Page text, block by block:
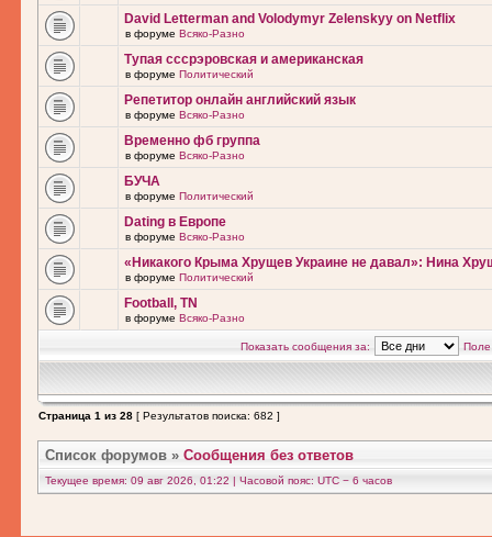
David Letterman and Volodymyr Zelenskyy on Netflix
в форуме Всяко-Разно
Тупая сссрэровская и американская
в форуме Политический
Репетитор онлайн английский язык
в форуме Всяко-Разно
Временно фб группа
в форуме Всяко-Разно
БУЧА
в форуме Политический
Dating в Европе
в форуме Всяко-Разно
«Никакого Крыма Хрущев Украине не давал»: Нина
в форуме Политический
Football, TN
в форуме Всяко-Разно
Показать сообщения за: Поле
Страница 1 из 28 [ Результатов поиска: 682 ]
Список форумов » Сообщения без ответов
Текущее время: 09 авг 2026, 01:22 | Часовой пояс: UTC − 6 часов